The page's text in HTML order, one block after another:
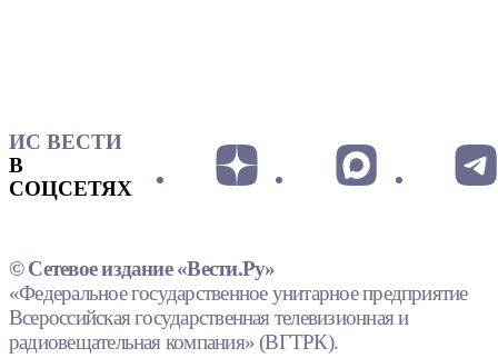
ИС ВЕСТИ
В
СОЦСЕТЯХ
© Сетевое издание «Вести.Ру»
«Федеральное государственное унитарное предприятие
Всероссийская государственная телевизионная и
радиовещательная компания» (ВГТРК).